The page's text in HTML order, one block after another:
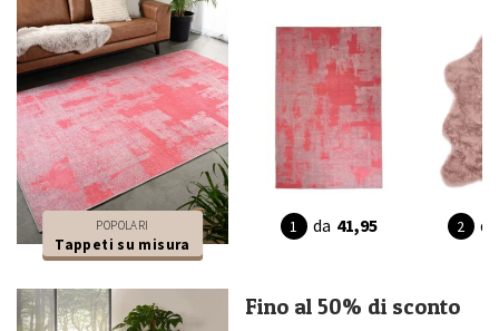
POPOLARI
Tappeti su misura
da 41,95 da
Fino al 50% di sconto